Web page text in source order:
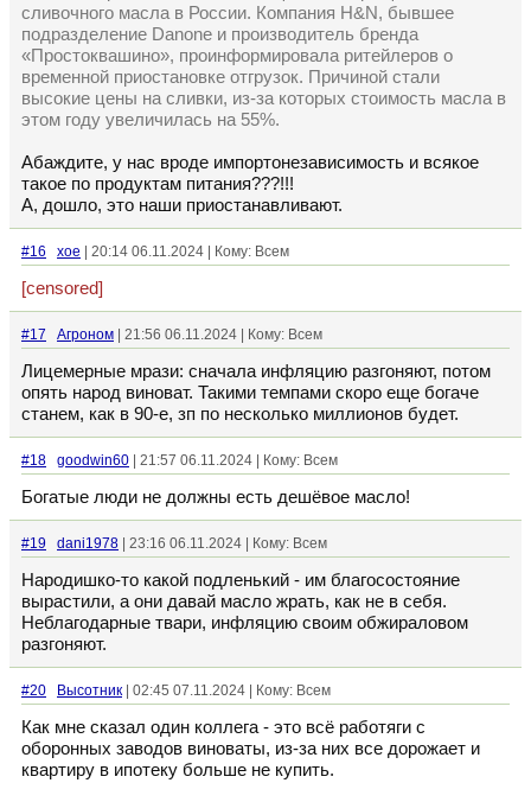
сливочного масла в России. Компания H&N, бывшее
подразделение Danone и производитель бренда
«Простоквашино», проинформировала ритейлеров о
временной приостановке отгрузок. Причиной стали
высокие цены на сливки, из-за которых стоимость масла в
этом году увеличилась на 55%.
Абаждите, у нас вроде импортонезависимость и всякое
такое по продуктам питания???!!!
А, дошло, это наши приостанавливают.
#16 xoe | 20:14 06.11.2024 | Кому: Всем
[censored]
#17 Агроном | 21:56 06.11.2024 | Кому: Всем
Лицемерные мрази: сначала инфляцию разгоняют, потом
опять народ виноват. Такими темпами скоро еще богаче
станем, как в 90-е, зп по несколько миллионов будет.
#18 goodwin60 | 21:57 06.11.2024 | Кому: Всем
Богатые люди не должны есть дешёвое масло!
#19 dani1978 | 23:16 06.11.2024 | Кому: Всем
Народишко-то какой подленький - им благосостояние
вырастили, а они давай масло жрать, как не в себя.
Неблагодарные твари, инфляцию своим обжираловом
разгоняют.
#20 Высотник | 02:45 07.11.2024 | Кому: Всем
Как мне сказал один коллега - это всё работяги с
оборонных заводов виноваты, из-за них все дорожает и
квартиру в ипотеку больше не купить.